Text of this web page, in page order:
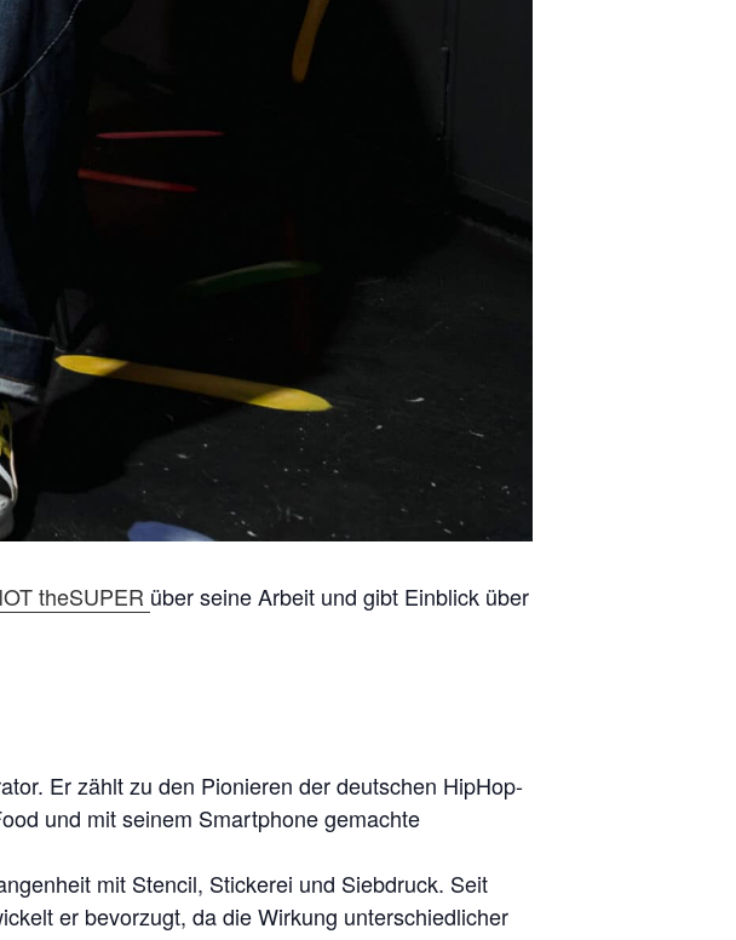
theSUPER über seine Arbeit und gibt Einblick über
Er zählt zu den Pionieren der deutschen HipHop-
und mit seinem Smartphone gemachte
mit Stencil, Stickerei und Siebdruck. Seit
er bevorzugt, da die Wirkung unterschiedlicher